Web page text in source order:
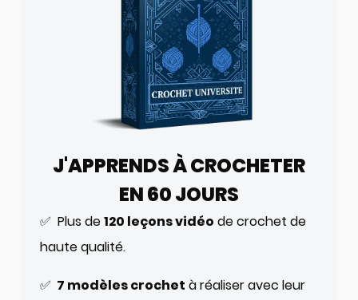
J'APPRENDS À CROCHETER
EN 60 JOURS
✅ Plus de120 leçons vidéo de crochet de
haute qualité.
✅ 7 modèles crochet à réaliser avec leur